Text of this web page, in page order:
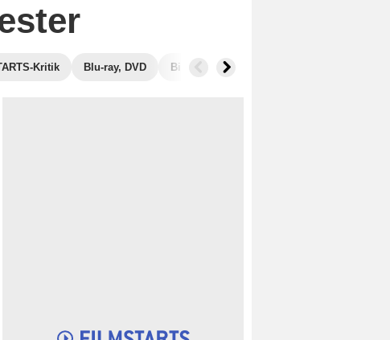
Kritik Blu-ray, DVD Bilder Musik